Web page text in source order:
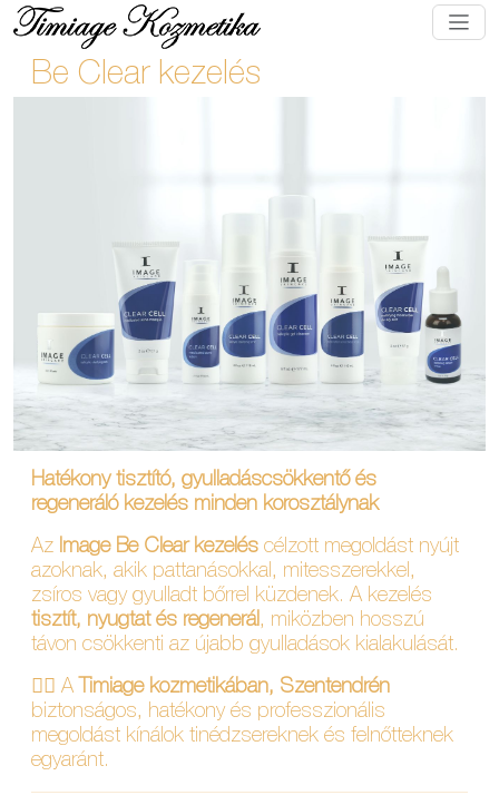
Be Clear kezelés
Hatékony tisztító, gyulladáscsökkentő és
regeneráló kezelés minden korosztálynak
Az Image Be Clear kezelés célzott megoldást nyújt
azoknak, akik pattanásokkal, mitesszerekkel,
zsíros vagy gyulladt bőrrel küzdenek. A kezelés
tisztít, nyugtat és regenerál, miközben hosszú
távon csökkenti az újabb gyulladások kialakulását.
💆‍♀️ A Timiage kozmetikában, Szentendrén
biztonságos, hatékony és professzionális
megoldást kínálok tinédzsereknek és felnőtteknek
egyaránt.